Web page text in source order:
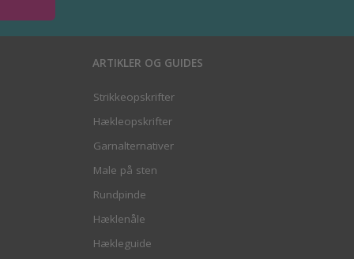
ARTIKLER OG GUIDES
Strikkeopskrifter
Hækleopskrifter
Garnalternativer
Male på sten
Rundpinde
Hæklenåle
Hækleguide